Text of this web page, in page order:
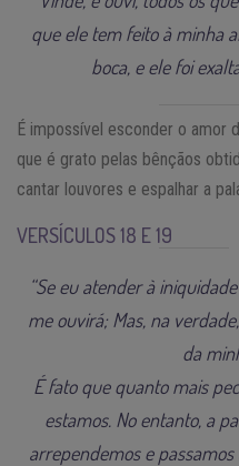
que ele tem feito à minha
boca, e ele foi
É impossível esconder o amor
que é grato pelas bênçãos
cantar louvores e espalhar a
VERSÍCULOS 18 E 19
“Se eu atender à
me ouvirá; Mas, na
da
É fato que quanto mais
estamos. No entanto, a
arrependemos e